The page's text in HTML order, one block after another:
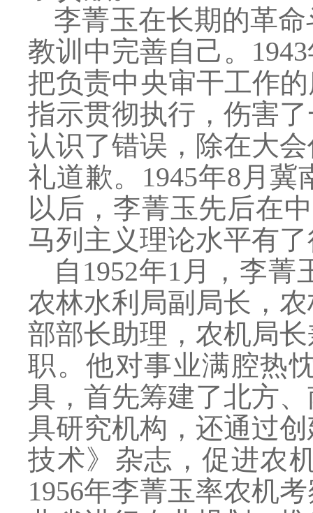
李菁玉在长期的革
教训中完善自己。
把负责中央审干工作
指示贯彻执行，伤害
认识了错误，除在大
礼道歉。1945年8月
以后，李菁玉先后在
马列主义理论水平有
自 1952年1月，李
农林水利局副局长，
部部长助理，农机局
职。他对事业满腔热
具，首先筹建了北方
具研究机构，还通过
技术》杂志，促进农
1956年李菁玉率农机